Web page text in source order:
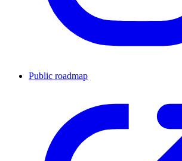
Public roadmap